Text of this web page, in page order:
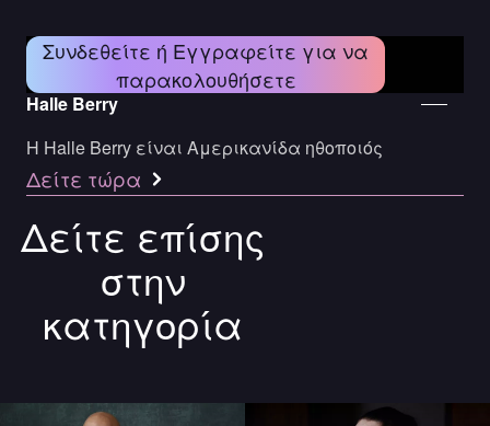
Συνδεθείτε ή Εγγραφείτε για να
παρακολουθήσετε
Halle Berry
H Halle Berry είναι Αμερικανίδα ηθοποιός
Δείτε τώρα
Δείτε επίσης
στην
κατηγορία